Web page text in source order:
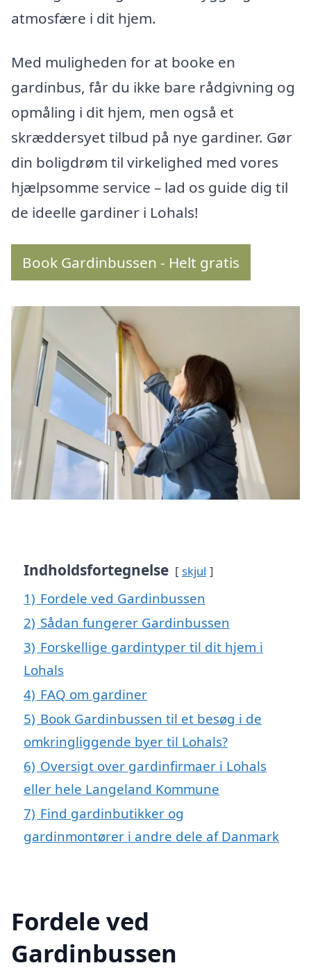
atmosfære i dit hjem.
Med muligheden for at booke en
gardinbus, får du ikke bare rådgivning og
opmåling i dit hjem, men også et
skræddersyet tilbud på nye gardiner. Gør
din boligdrøm til virkelighed med vores
hjælpsomme service – lad os guide dig til
de ideelle gardiner i Lohals!
Book Gardinbussen - Helt gratis
Indholdsfortegnelse skjul
1) Fordele ved Gardinbussen
2) Sådan fungerer Gardinbussen
3) Forskellige gardintyper til dit hjem i
Lohals
4) FAQ om gardiner
5) Book Gardinbussen til et besøg i de
omkringliggende byer til Lohals?
6) Oversigt over gardinfirmaer i Lohals
eller hele Langeland Kommune
7) Find gardinbutikker og
gardinmontører i andre dele af Danmark
Fordele ved
Gardinbussen